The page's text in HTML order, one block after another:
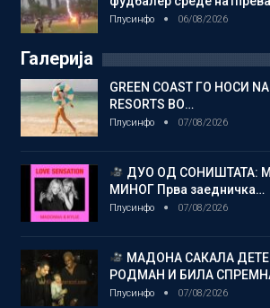
Плусинфо 06/08/2026
Галерија
GREEN COAST ГО НОСИ
RESORTS ВО…
Плусинфо 07/08/2026
ДУО ОД СОНИШТАТА:
МИНОГ Прва заедничка…
Плусинфо 07/08/2026
МАДОНА САКАЛА
РОДМАН И БИЛА
Плусинфо 07/08/2026